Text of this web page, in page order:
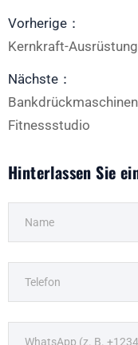
Vorherige：
Kernkraft-
Nächste：
Fitnessstudio
Hinterlassen Sie